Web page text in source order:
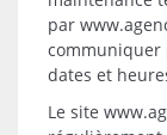
par
communiquer
dates et
Le site